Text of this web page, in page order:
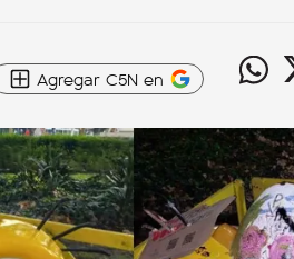
Agregar C5N en